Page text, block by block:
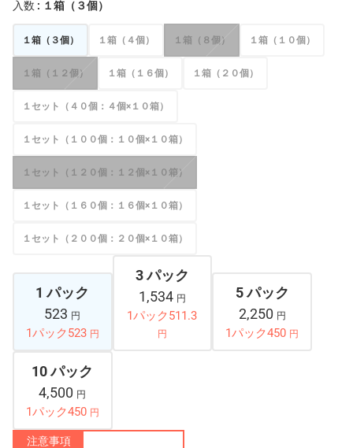
入数 : １箱（３個）
１箱（３個） １箱（４個） １箱（８個） １箱（１０個）
１箱（１２個） １箱（１６個） １箱（２０個）
１セット（４０個：４個×１０箱）
１セット（１００個：１０個×１０箱）
１セット（１２０個：１２個×１０箱）
１セット（１６０個：１６個×１０箱）
１セット（２００個：２０個×１０箱）
1 パック
523 円
1パック523 円
3 パック
1,534 円
1パック511.3
円
5 パック
2,250 円
1パック450 円
10 パック
4,500 円
1パック450 円
注意事項